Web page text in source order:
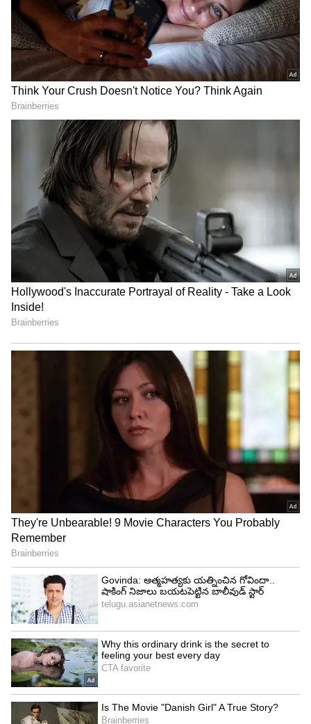
రూమ్‌లో పడుకున్న షకీలా.! అలా
చేస్తాడని అస్సలు అనుకోలేదట:
షకీలా
సినిమాను పట్టుబట్టి చేశారు..
దెబ్బకు ఇండస్ట్రీ రికార్డులు బ్రేక్
LATEST VIDEOS
లాల్ దర్వాజా బోనాల ఉత్సవాల్లో కేటీఆర్ |
KTR | Lal Darwaza Bonalu
Celebrations
Peddi Sudarshan Reddy కుటుంబానికి
రూ.2.25 కోట్ల ఆర్థిక సాయం | KCR |
Asianet News Telugu